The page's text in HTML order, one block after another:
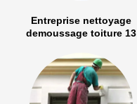
Entreprise nettoyage
demoussage toiture 13